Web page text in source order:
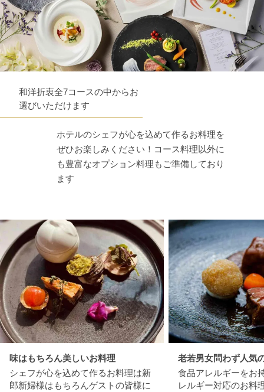
和洋折衷全7コースの中からお
選びいただけます
ホテルのシェフが心を込めて作るお料理を
ぜひお楽しみください！コース料理以外に
も豊富なオプション料理もご準備しており
ます
味はもちろん美しいお料理
シェフが心を込めて作るお料理は新
郎新婦様はもちろんゲストの皆様に
老若男女問わず人気
食品アレルギーをお
レルギー対応のお料